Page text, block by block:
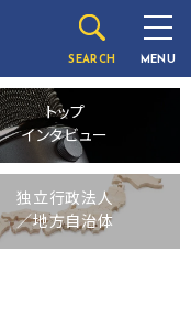
SEARCH MENU
トップ
インタビュー
独立行政法人
／地方自治体